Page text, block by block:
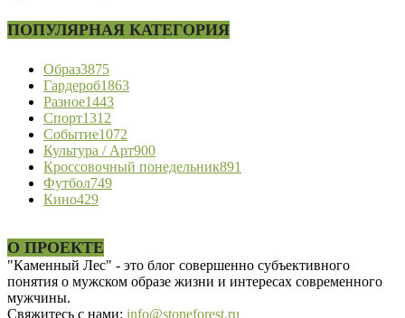
ПОПУЛЯРНАЯ КАТЕГОРИЯ
Образ3875
Гардероб1863
Разное1443
Спорт1312
Событие1072
Культура / Арт900
Кроссовочный понедельник891
Футбол749
Кино429
О ПРОЕКТЕ
"Каменный Лес" - это блог совершенно субъективного
понятия о мужском образе жизни и интересах современного
мужчины.
Свяжитесь с нами: info@stoneforest.ru